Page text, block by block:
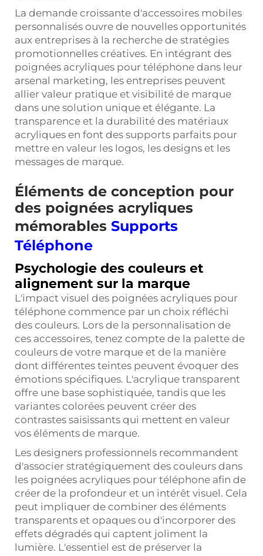
La demande croissante d'accessoires mobiles
personnalisés ouvre de nouvelles opportunités
aux entreprises à la recherche de stratégies
promotionnelles créatives. En intégrant des
poignées acryliques pour téléphone dans leur
arsenal marketing, les entreprises peuvent
allier valeur pratique et visibilité de marque
dans une solution unique et élégante. La
transparence et la durabilité des matériaux
acryliques en font des supports parfaits pour
mettre en valeur les logos, les designs et les
messages de marque.
Éléments de conception pour
des poignées acryliques
mémorables Supports
Téléphone
Psychologie des couleurs et
alignement sur la marque
L'impact visuel des poignées acryliques pour
téléphone commence par un choix réfléchi
des couleurs. Lors de la personnalisation de
ces accessoires, tenez compte de la palette de
couleurs de votre marque et de la manière
dont différentes teintes peuvent évoquer des
émotions spécifiques. L'acrylique transparent
offre une base sophistiquée, tandis que les
variantes colorées peuvent créer des
contrastes saisissants qui mettent en valeur
vos éléments de marque.
Les designers professionnels recommandent
d'associer stratégiquement des couleurs dans
les poignées acryliques pour téléphone afin de
créer de la profondeur et un intérêt visuel. Cela
peut impliquer de combiner des éléments
transparents et opaques ou d'incorporer des
effets dégradés qui captent joliment la
lumière. L'essentiel est de préserver la